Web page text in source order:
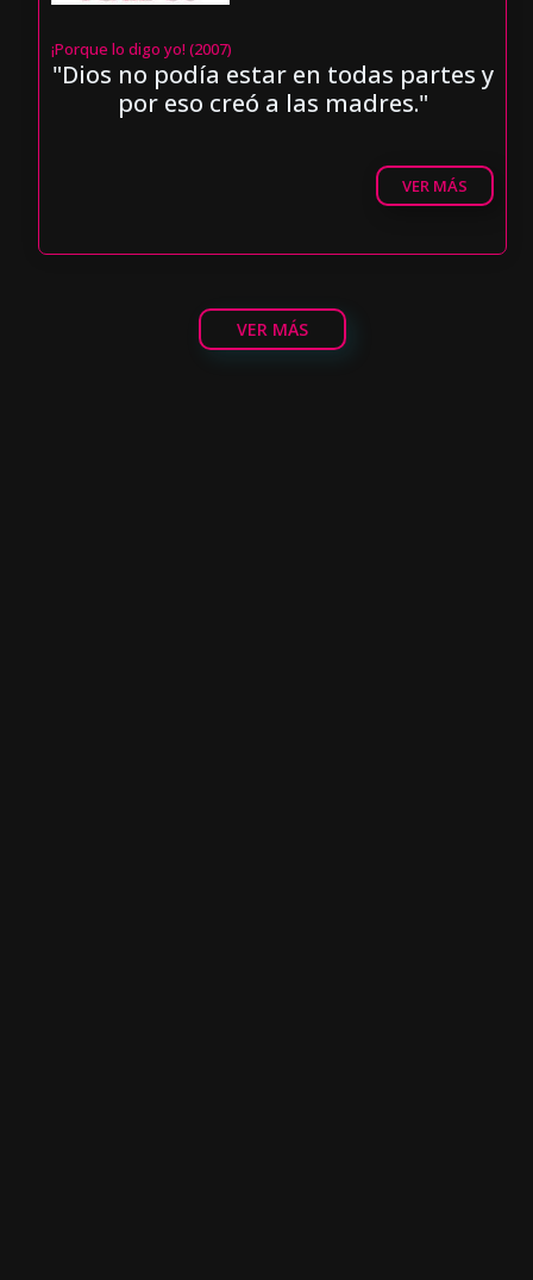
¡Porque lo digo yo! (2007)
"Dios no podía estar en todas partes y
por eso creó a las madres."
VER MÁS
VER MÁS